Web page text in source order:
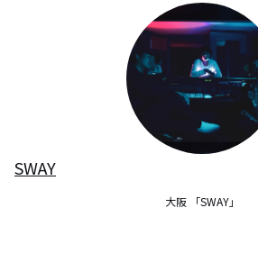
SWAY
大阪 「SWAY」